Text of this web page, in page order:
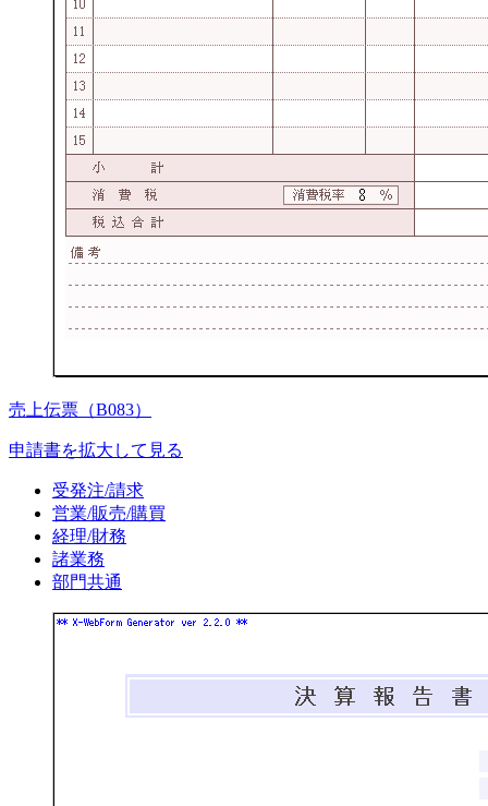
売上伝票（B083）
申請書を拡大して見る
受発注/請求
営業/販売/購買
経理/財務
諸業務
部門共通